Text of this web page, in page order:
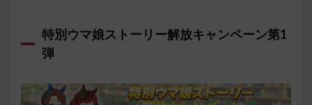
特別ウマ娘ストーリー解放キャンペーン第1
弾